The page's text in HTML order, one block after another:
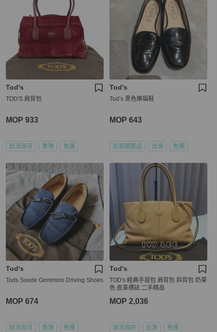
Tod's
TOD'S 肩背包
MOP 933
狀況尚可 香港 免運
Tod's
Tod’s 黑色樂福鞋
MOP 643
近新閒置品 台灣 免運
Tod's
Tods Suede Gommino Driving Shoes
MOP 674
狀況尚可 香港 免運
Tod's
TOD's 經典手提包 肩背包 斜背包 奶茶
色 皮革標誌 二手精品
MOP 2,036
狀況良好 台灣 免運